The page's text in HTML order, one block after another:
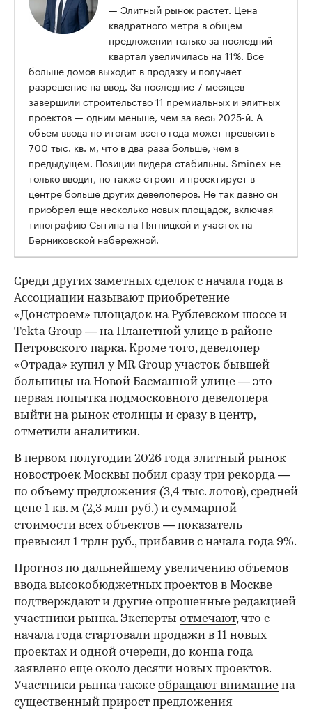
— Элитный рынок растет. Цена
квадратного метра в общем
предложении только за последний
квартал увеличилась на 11%. Все
больше домов выходит в продажу и получает
разрешение на ввод. За последние 7 месяцев
завершили строительство 11 премиальных и элитных
проектов — одним меньше, чем за весь 2025-й. А
объем ввода по итогам всего года может превысить
700 тыс. кв. м, что в два раза больше, чем в
предыдущем. Позиции лидера стабильны. Sminex не
только вводит, но также строит и проектирует в
центре больше других девелоперов. Не так давно он
приобрел еще несколько новых площадок, включая
типографию Сытина на Пятницкой и участок на
Берниковской набережной.
Среди других заметных сделок с начала года в
Ассоциации называют приобретение
«Донстроем» площадок на Рублевском шоссе и
Tekta Group — на Планетной улице в районе
Петровского парка. Кроме того, девелопер
«Отрада» купил у MR Group участок бывшей
больницы на Новой Басманной улице — это
первая попытка подмосковного девелопера
выйти на рынок столицы и сразу в центр,
отметили аналитики.
В первом полугодии 2026 года элитный рынок
новостроек Москвы побил сразу три рекорда—
по объему предложения (3,4 тыс. лотов), средней
цене 1 кв. м (2,3 млн руб.) и суммарной
стоимости всех объектов — показатель
превысил 1 трлн руб., прибавив с начала года 9%.
Прогноз по дальнейшему увеличению объемов
ввода высокобюджетных проектов в Москве
подтверждают и другие опрошенные редакцией
участники рынка. Эксперты отмечают, что с
начала года стартовали продажи в 11 новых
проектах и одной очереди, до конца года
заявлено еще около десяти новых проектов.
Участники рынка также обращают внимание на
существенный прирост предложения